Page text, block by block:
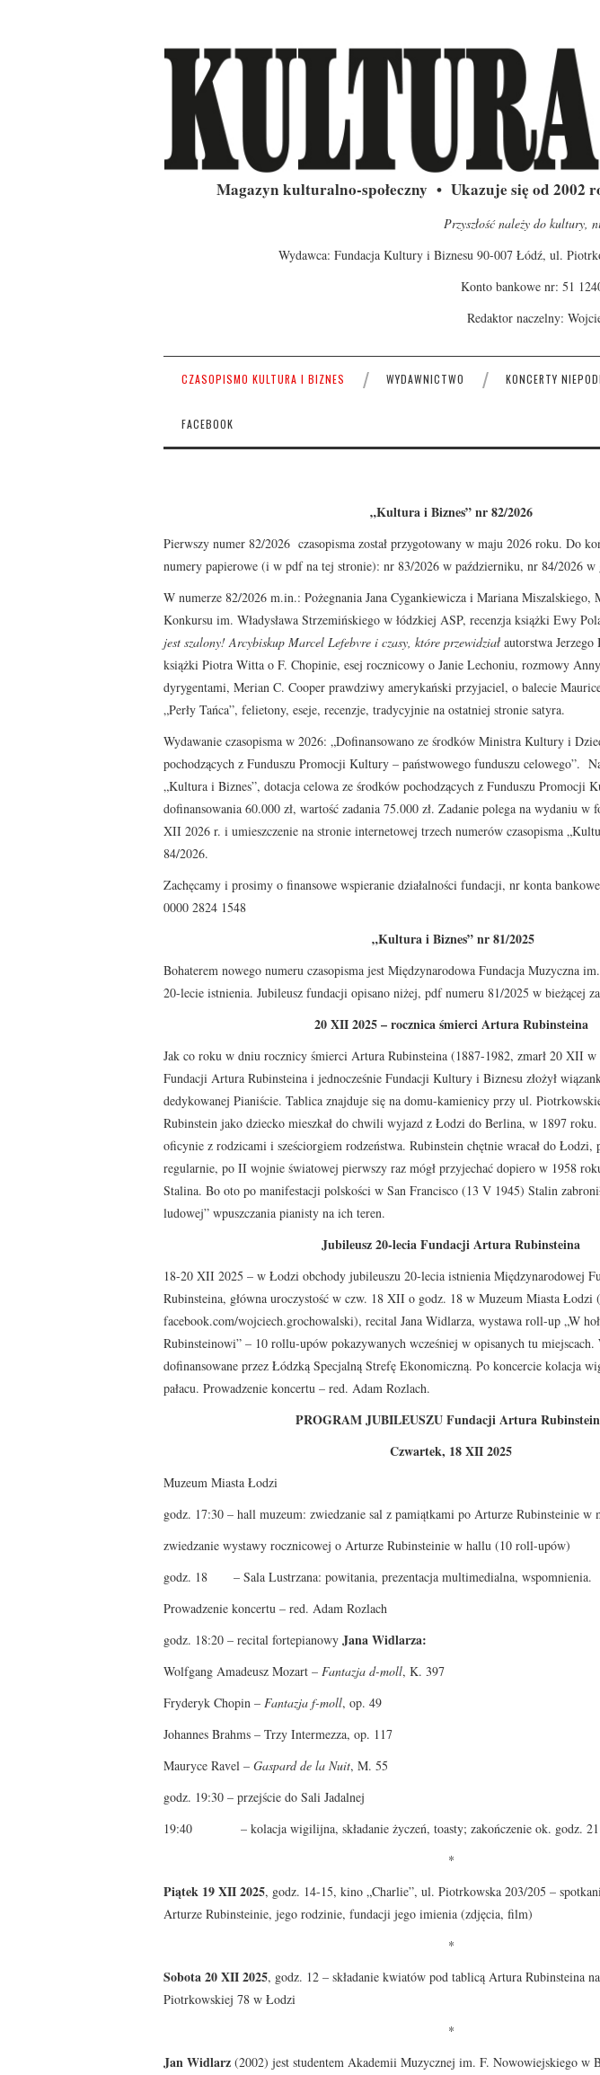
Magazyn kulturalno-społeczny • Ukazuje się od
Przyszłość należy do kultury,
Wydawca: Fundacja Kultury i Biznesu 90-007 Łódź, ul.
Konto bankowe nr: 51
Redaktor naczelny:
CZASOPISMO KULTURA I BIZNES WYDAWNICTWO KONCERTY
FACEBOOK
„Kultura i Biznes” nr 82/2026
Pierwszy numer 82/2026 czasopisma został przygotowany w maju 2026 roku. Do
numery papierowe (i w pdf na tej stronie): nr 83/2026 w październiku, nr 84/2026 w
W numerze 82/2026 m.in.: Pożegnania Jana Cygankiewicza i Mariana Miszalskiego,
Konkursu im. Władysława Strzemińskiego w łódzkiej ASP, recenzja książki Ewy
jest szalony! Arcybiskup Marcel Lefebvre i czasy, które przewidziałautorstwa
książki Piotra Witta o F. Chopinie, esej rocznicowy o Janie Lechoniu, rozmowy
dyrygentami, Merian C. Cooper prawdziwy amerykański przyjaciel, o balecie
„Perły Tańca”, felietony, eseje, recenzje, tradycyjnie na ostatniej stronie satyra.
Wydawanie czasopisma w 2026: „Dofinansowano ze środków Ministra Kultury i
pochodzących z Funduszu Promocji Kultury – państwowego funduszu celowego”.
„Kultura i Biznes”, dotacja celowa ze środków pochodzących z Funduszu Promocji
dofinansowania 60.000 zł, wartość zadania 75.000 zł. Zadanie polega na wydaniu w
XII 2026 r. i umieszczenie na stronie internetowej trzech numerów czasopisma
84/2026.
Zachęcamy i prosimy o finansowe wspieranie działalności fundacji, nr konta
0000 2824 1548
„Kultura i Biznes” nr 81/2025
Bohaterem nowego numeru czasopisma jest Międzynarodowa Fundacja Muzyczna
20-lecie istnienia. Jubileusz fundacji opisano niżej, pdf numeru 81/2025 w bieżącej
20 XII 2025 – rocznica śmierci Artura Rubinsteina
Jak co roku w dniu rocznicy śmierci Artura Rubinsteina (1887-1982, zmarł 20 XII w
Fundacji Artura Rubinsteina i jednocześnie Fundacji Kultury i Biznesu złożył
dedykowanej Pianiście. Tablica znajduje się na domu-kamienicy przy ul.
Rubinstein jako dziecko mieszkał do chwili wyjazd z Łodzi do Berlina, w 1897 roku.
oficynie z rodzicami i sześciorgiem rodzeństwa. Rubinstein chętnie wracał do
regularnie, po II wojnie światowej pierwszy raz mógł przyjechać dopiero w 1958
Stalina. Bo oto po manifestacji polskości w San Francisco (13 V 1945) Stalin
ludowej” wpuszczania pianisty na ich teren.
Jubileusz 20-lecia Fundacji Artura Rubinsteina
18-20 XII 2025 – w Łodzi obchody jubileuszu 20-lecia istnienia Międzynarodowej
Rubinsteina, główna uroczystość w czw. 18 XII o godz. 18 w Muzeum Miasta Łodzi
facebook.com/wojciech.grochowalski), recital Jana Widlarza, wystawa roll-up „W
Rubinsteinowi” – 10 rollu-upów pokazywanych wcześniej w opisanych tu
dofinansowane przez Łódzką Specjalną Strefę Ekonomiczną. Po koncercie kolacja
pałacu. Prowadzenie koncertu – red. Adam Rozlach.
PROGRAM JUBILEUSZU Fundacji Artura
Czwartek, 18 XII 2025
Muzeum Miasta Łodzi
godz. 17:30 – hall muzeum: zwiedzanie sal z pamiątkami po Arturze Rubinsteinie w
zwiedzanie wystawy rocznicowej o Arturze Rubinsteinie w hallu (10 roll-upów)
godz. 18 – Sala Lustrzana: powitania, prezentacja multimedialna, wspomnienia.
Prowadzenie koncertu – red. Adam Rozlach
godz. 18:20 – recital fortepianowy Jana Widlarza:
Wolfgang Amadeusz Mozart – Fantazja d-moll, K. 397
Fryderyk Chopin – Fantazja f-moll, op. 49
Johannes Brahms – Trzy Intermezza, op. 117
Mauryce Ravel – Gaspard de la Nuit, M. 55
godz. 19:30 – przejście do Sali Jadalnej
19:40 – kolacja wigilijna, składanie życzeń, toasty; zakończenie ok. godz. 21
*
Piątek 19 XII 2025, godz. 14-15, kino „Charlie”, ul. Piotrkowska 203/205 –
Arturze Rubinsteinie, jego rodzinie, fundacji jego imienia (zdjęcia, film)
*
Sobota 20 XII 2025, godz. 12 – składanie kwiatów pod tablicą Artura Rubinsteina
Piotrkowskiej 78 w Łodzi
*
Jan Widlarz (2002) jest studentem Akademii Muzycznej im. F. Nowowiejskiego w